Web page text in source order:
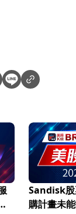
Sandisk股
購計畫未